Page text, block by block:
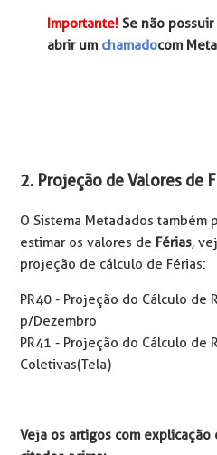
Importante! Se não
abrir um chamadocom
2. Projeção de Valores de
O Sistema Metadados também
estimar os valores de Férias,
projeção de cálculo de Férias:
PR40 - Projeção do Cálculo de
p/Dezembro
PR41 - Projeção do Cálculo de
Coletivas(Tela)
Veja os artigos com